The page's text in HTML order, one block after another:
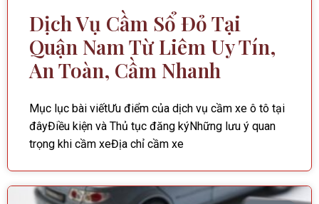
Dịch Vụ Cầm Sổ Đỏ Tại
Quận Nam Từ Liêm Uy Tín,
An Toàn, Cầm Nhanh
Mục lục bài viếtƯu điểm của dịch vụ cầm xe ô tô tại
đâyĐiều kiện và Thủ tục đăng kýNhững lưu ý quan
trọng khi cầm xeĐịa chỉ cầm xe